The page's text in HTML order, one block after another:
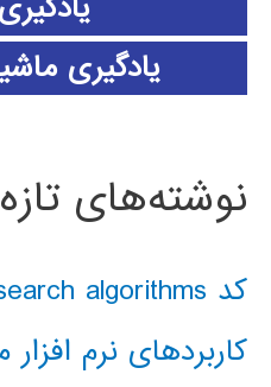
یادگیری
نوشته‌های تازه
کد classical AI search algorithms
کاربردهای نرم